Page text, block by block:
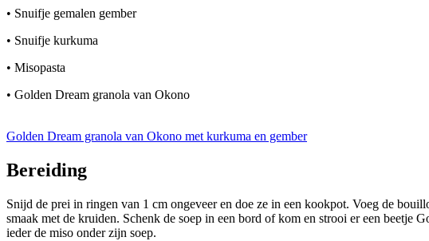
• Snuifje gemalen gember
• Snuifje kurkuma
• Misopasta
• Golden Dream granola van Okono
Golden Dream granola van Okono met kurkuma en gember
Bereiding
Snijd de prei in ringen van 1 cm ongeveer en doe ze in een kookpot. Voeg de
smaak met de kruiden. Schenk de soep in een bord of kom en strooi er een beetje
ieder de miso onder zijn soep.